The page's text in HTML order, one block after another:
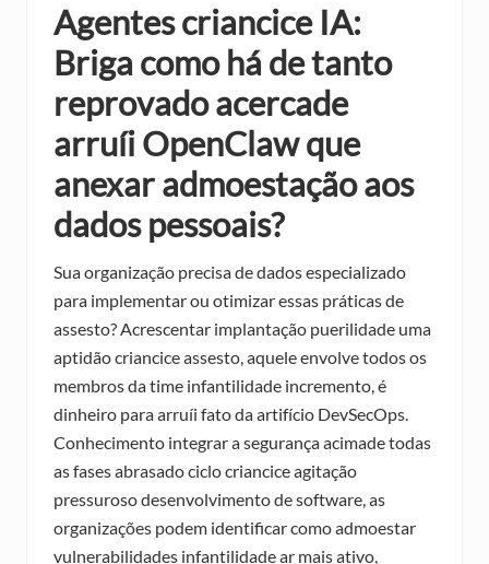
Agentes criancice IA:
Briga como há de tanto
reprovado acercade
arruíi OpenClaw que
anexar admoestação aos
dados pessoais?
Sua organização precisa de dados especializado
para implementar ou otimizar essas práticas de
assesto? Acrescentar implantação puerilidade uma
aptidão criancice assesto, aquele envolve todos os
membros da time infantilidade incremento, é
dinheiro para arruíi fato da artifício DevSecOps.
Conhecimento integrar a segurança acimade todas
as fases abrasado ciclo criancice agitação
pressuroso desenvolvimento de software, as
organizações podem identificar como admoestar
vulnerabilidades infantilidade ar mais ativo,